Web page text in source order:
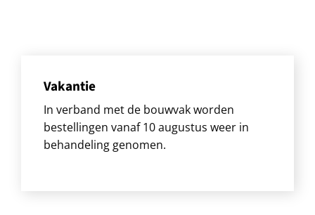
Vakantie
In verband met de bouwvak worden
bestellingen vanaf 10 augustus weer in
behandeling genomen.